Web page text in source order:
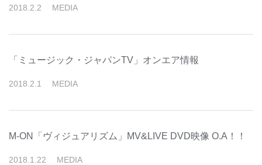
2018 2 2 MEDIA
「ミュージック・ジャパンTV」オンエア情報
2018 2 1 MEDIA
M-ON「ヴィジュアリズム」MV&LIVE DVD映像 O.A！！
2018 1 22 MEDIA